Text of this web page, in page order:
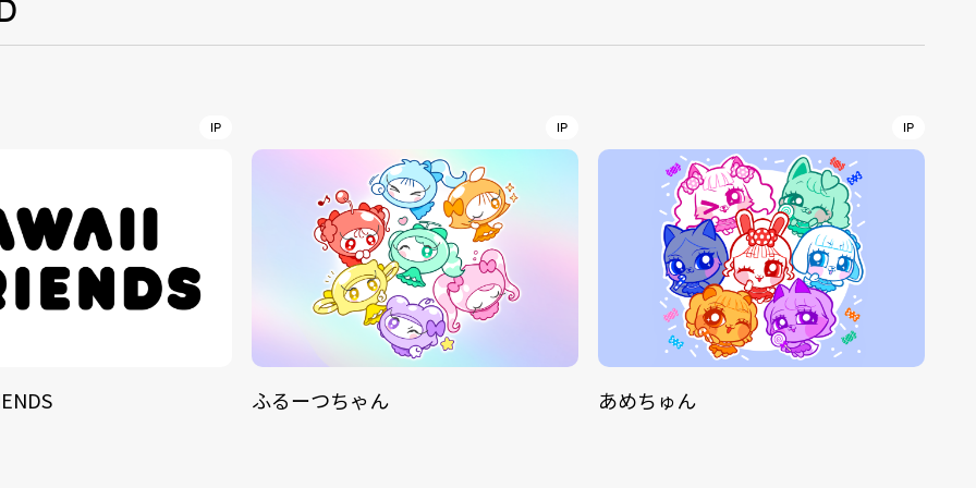
IP IP
ふるーつちゃん
IP
あめちゅん
YouTuber/TikToker
COMPANY PROFILE
CONTACT
ADDRESS
PHAROS Jingumae, 2-26-8 Jingumae,
Shibuya-ku, Tokyo, Japan 150-0001